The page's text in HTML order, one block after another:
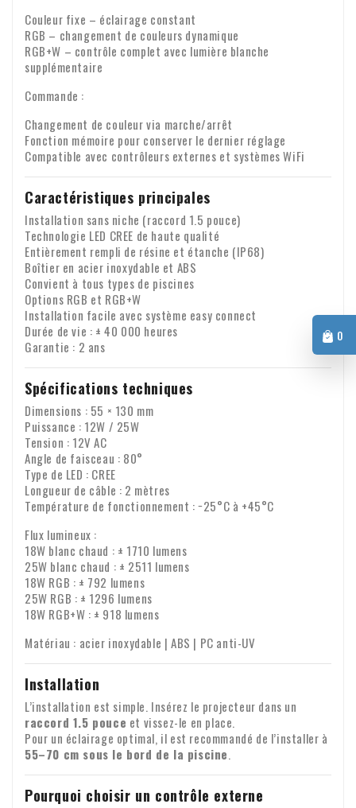
0
Couleur fixe – éclairage constant
RGB – changement de couleurs dynamique
RGB+W – contrôle complet avec lumière blanche
supplémentaire
Commande :
Changement de couleur via marche/arrêt
Fonction mémoire pour conserver le dernier réglage
Compatible avec contrôleurs externes et systèmes WiFi
Caractéristiques principales
Installation sans niche (raccord 1.5 pouce)
Technologie LED CREE de haute qualité
Entièrement rempli de résine et étanche (IP68)
Boîtier en acier inoxydable et ABS
Convient à tous types de piscines
Options RGB et RGB+W
Installation facile avec système easy connect
Durée de vie : ± 40 000 heures
Garantie : 2 ans
Spécifications techniques
Dimensions : 55 × 130 mm
Puissance : 12W / 25W
Tension : 12V AC
Angle de faisceau : 80°
Type de LED : CREE
Longueur de câble : 2 mètres
Température de fonctionnement : −25°C à +45°C
Flux lumineux :
18W blanc chaud : ± 1710 lumens
25W blanc chaud : ± 2511 lumens
18W RGB : ± 792 lumens
25W RGB : ± 1296 lumens
18W RGB+W : ± 918 lumens
Matériau : acier inoxydable | ABS | PC anti-UV
Installation
L’installation est simple. Insérez le projecteur dans un
raccord 1.5 pouce et vissez-le en place.
Pour un éclairage optimal, il est recommandé de l’installer à
55–70 cm sous le bord de la piscine.
Pourquoi choisir un contrôle externe